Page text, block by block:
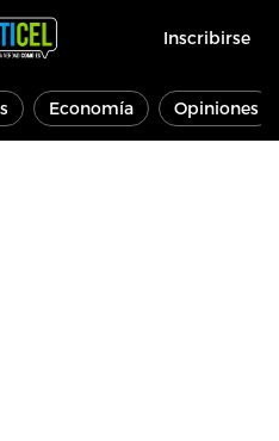
Inscribirse
Economía Opiniones